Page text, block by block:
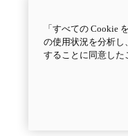
「すべての Cookie
の使用状況を分析し
することに同意し